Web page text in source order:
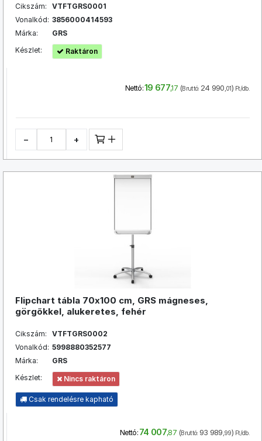
Cikszám:
VTFTGRS0001
Vonalkód: 3856000414593
Márka:
GRS
Készlet:
Raktáron
Nettó:19 677,17 (Bruttó: 24 990,01) Ft/db.
− +
Flipchart tábla 70x100 cm, GRS mágneses,
görgőkkel, alukeretes, fehér
Cikszám:
VTFTGRS0002
Vonalkód: 5998880352577
Márka:
GRS
Készlet:
Nincs raktáron
Csak rendelésre kapható
Nettó: 74 007,87 (Bruttó: 93 989,99) Ft/db.